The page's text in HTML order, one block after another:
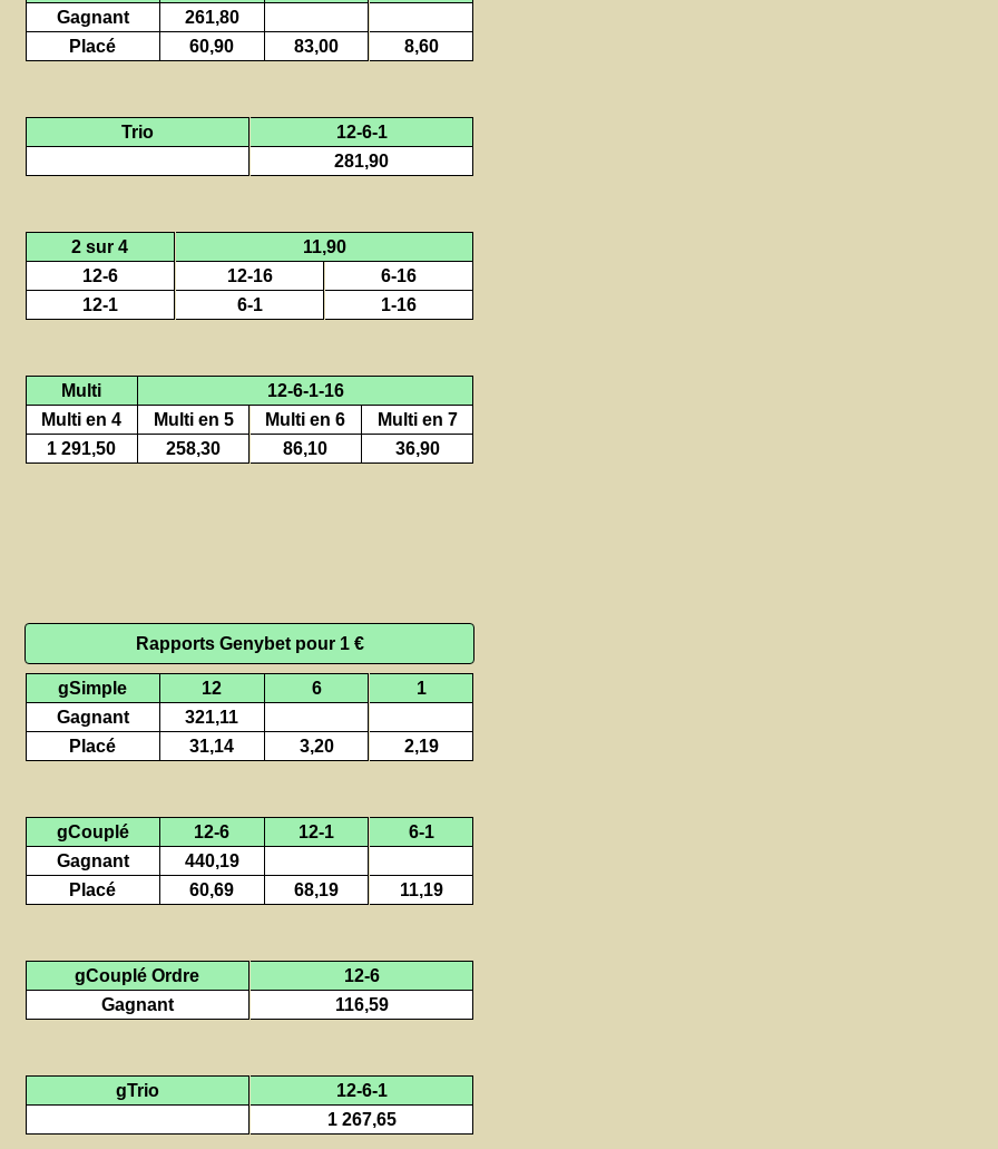
Gagnant
261,80
Placé
60,90 83,00 8,60
Trio
12-6-1
281,90
2 sur 4
11,90
12-6
12-16
6-16
12-1
6-1 1-16
Multi
12-6-1-16
Multi en 4
Multi en 5 Multi en 6
Multi en 7
1 291,50
258,30 86,10 36,90
Rapports Genybet pour 1 €
gSimple 12 6
1
Gagnant
321,11
Placé
31,14 3,20 2,19
gCouplé 12-6 12-1
6-1
Gagnant
440,19
Placé
60,69 68,19 11,19
gCouplé Ordre
12-6
Gagnant
116,59
gTrio
12-6-1
1 267,65